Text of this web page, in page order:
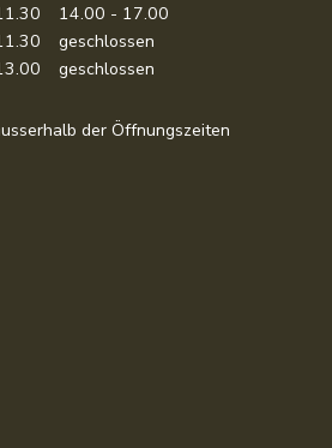
14.00 - 17.00
geschlossen
geschlossen
der Öffnungszeiten